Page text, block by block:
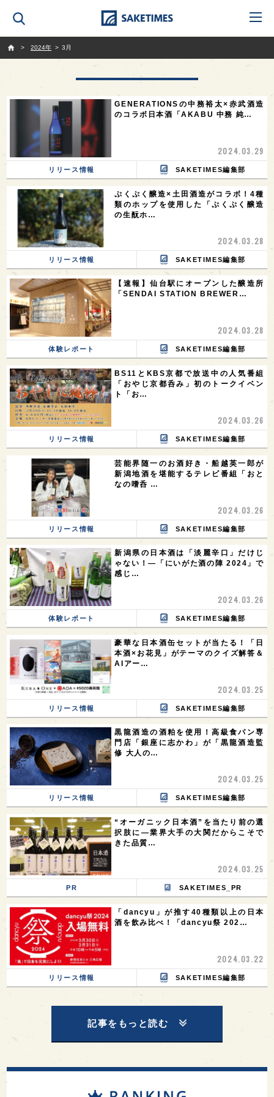
2024年
3月
GENERATIONSの中務裕太×赤武酒造
のコラボ日本酒「AKABU 中務 純…
2024.03.29
リリース情報 SAKETIMES編集部
ぷくぷく醸造×土田酒造がコラボ！4種
類のホップを使用した「ぷくぷく醸造
の生酛ホ…
2024.03.28
リリース情報 SAKETIMES編集部
【速報】仙台駅にオープンした醸造所
「SENDAI STATION BREWER…
2024.03.28
体験レポート SAKETIMES編集部
BS11とKBS京都で放送中の人気番組
「おやじ京都呑み」初のトークイベン
ト「お…
2024.03.26
リリース情報 SAKETIMES編集部
芸能界随一のお酒好き・船越英一郎が
新潟地酒を堪能するテレビ番組「おと
なの嗜呑 …
2024.03.26
リリース情報 SAKETIMES編集部
新潟県の日本酒は「淡麗辛口」だけじ
ゃない！—「にいがた酒の陣 2024」で
感じ…
2024.03.26
体験レポート SAKETIMES編集部
豪華な日本酒缶セットが当たる！「日
本酒×お花見」がテーマのクイズ解答＆
AIアー…
2024.03.25
リリース情報 SAKETIMES編集部
黒龍酒造の酒粕を使用！高級食パン専
門店「銀座に志かわ」が「黒龍酒造監
修 大人の…
2024.03.25
リリース情報 SAKETIMES編集部
“オーガニック日本酒”を当たり前の選
択肢に—業界大手の大関だからこそで
きた品質…
2024.03.25
PR SAKETIMES_PR
「dancyu」が推す40種類以上の日本
酒を飲み比べ！「dancyu祭 202…
2024.03.22
リリース情報 SAKETIMES編集部
記事をもっと読む